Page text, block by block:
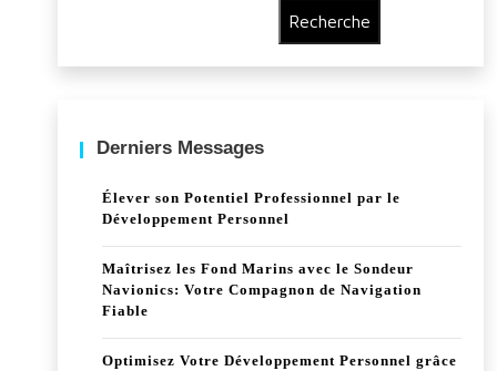
Recherche
Derniers Messages
Élever son Potentiel Professionnel par le
Développement Personnel
Maîtrisez les Fond Marins avec le Sondeur
Navionics: Votre Compagnon de Navigation
Fiable
Optimisez Votre Développement Personnel grâce